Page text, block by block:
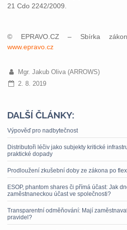
21 Cdo 2242/2009.
© EPRAVO.CZ – Sbírka
www.epravo.cz
Mgr. Jakub Oliva (ARROWS)
2. 8. 2019
DALŠÍ ČLÁNKY:
Výpověď pro nadbytečnost
Distributoři léčiv jako subjekty kritické
praktické dopady
Prodloužení zkušební doby ze zákona po
ESOP, phantom shares či přímá účast: Jak
zaměstnaneckou účast ve společnosti?
Transparentní odměňování: Mají
pravidel?